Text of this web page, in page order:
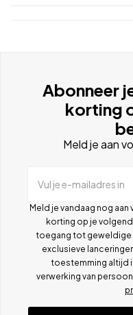
Abonneer
korting
Meld je aan
Vul je e-mailadres in
Meld je vandaag nog
korting op je
toegang tot geweldige
exclusieve
toestemming altijd
verwerking van